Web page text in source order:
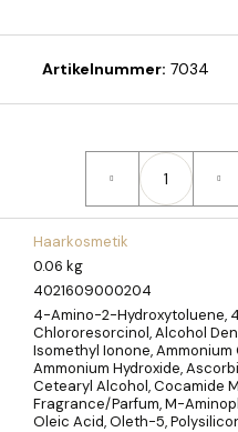
Artikelnummer: 7034
Haarkosmetik
0.06 kg
4021609000204
4-Amino-2-Hydroxytoluene,
Chlororesorcinol, Alcohol
Isomethyl Ionone, Ammonium
Ammonium Hydroxide,
Cetearyl Alcohol, Cocamide
Fragrance/Parfum, M-
Oleic Acid, Oleth-5,
HAARBÜRSTE